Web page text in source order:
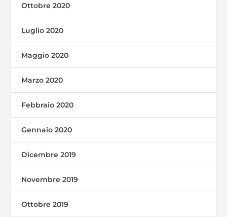
Ottobre 2020
Luglio 2020
Maggio 2020
Marzo 2020
Febbraio 2020
Gennaio 2020
Dicembre 2019
Novembre 2019
Ottobre 2019